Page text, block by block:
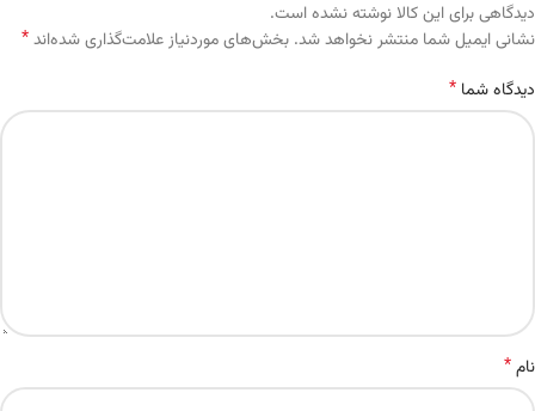
دیدگاهی برای این کالا نوشته نشده است.
نشانی ایمیل شما منتشر نخواهد شد. بخش‌های موردنیاز علامت‌گذاری شده‌اند*
دیدگاه شما *
نام*
Alternative: